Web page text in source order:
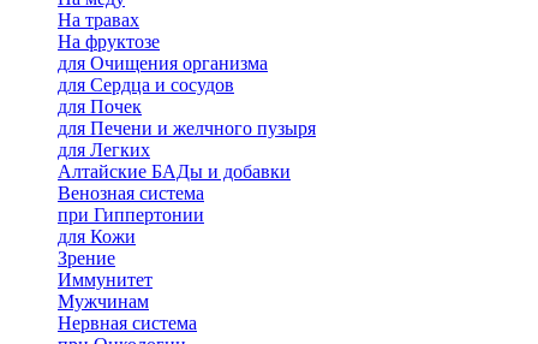
На травах
На фруктозе
для Очищения организма
для Сердца и сосудов
для Почек
для Печени и желчного пузыря
для Легких
Алтайские БАДы и добавки
Венозная система
при Гиппертонии
для Кожи
Зрение
Иммунитет
Мужчинам
Нервная система